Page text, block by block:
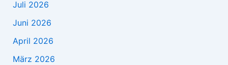
Juli 2026
Juni 2026
April 2026
März 2026